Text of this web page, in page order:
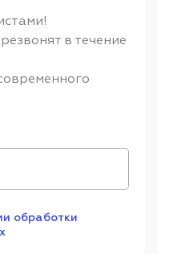
в течение
обработки